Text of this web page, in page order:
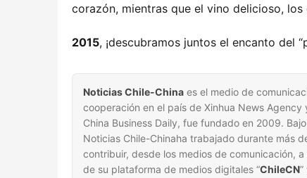
corazón, mientras que el vino delicioso,
2015, ¡descubramos juntos el encanto del
Noticias Chile-China es el medio de
cooperación en el país de Xinhua News
China Business Daily, fue fundado en 2009.
Noticias Chile-Chinaha trabajado durante más
contribuir, desde los medios de comunicación,
de su plataforma de medios digitales “ChileCN